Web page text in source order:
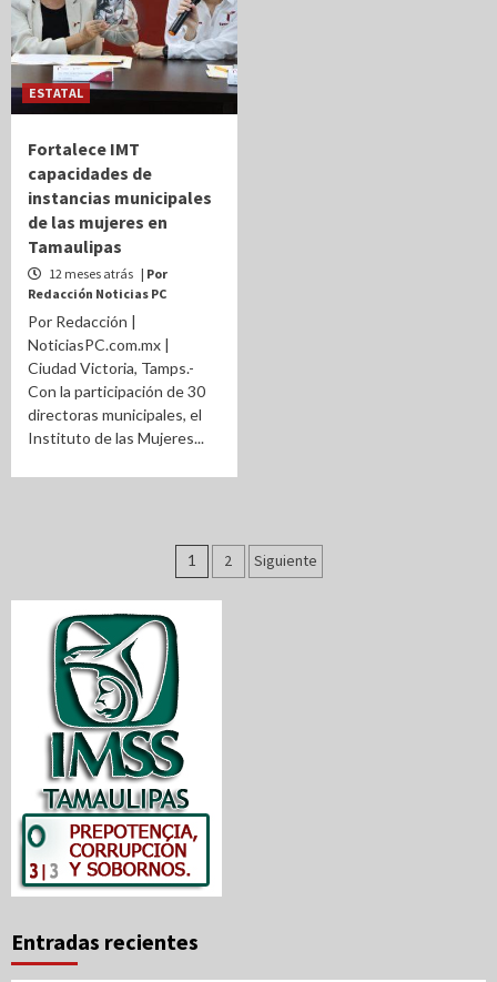
ESTATAL
Fortalece IMT
capacidades de
instancias municipales
de las mujeres en
Tamaulipas
12 meses atrás | Por
Redacción Noticias PC
Por Redacción |
NoticiasPC.com.mx |
Ciudad Victoria, Tamps.-
Con la participación de 30
directoras municipales, el
Instituto de las Mujeres...
Paginación
de
entradas
1 2 Siguiente
Entradas recientes